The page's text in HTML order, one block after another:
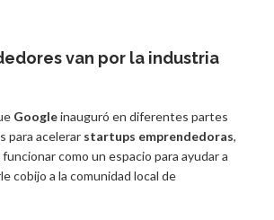
van por la industria
Googleinauguró en diferentes partes
para acelerar startups emprendedoras,
como un espacio para ayudar a
cobijo a la comunidad local de